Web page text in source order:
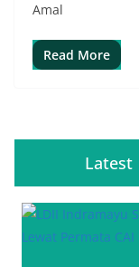
Amal
Read More
Latest